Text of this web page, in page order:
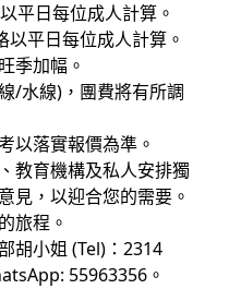
平日每位成人計算。
平日每位成人計算。
季加幅。
/水線)，團費將有所調
以落實報價為準。
教育機構及私人安排獨
見，以迎合您的需要。
旅程。
胡小姐 (Tel)：2314
55963356。